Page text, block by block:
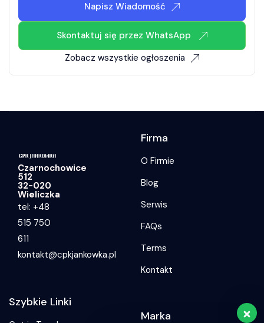
Napisz Wiadomość
Skontaktuj się przez WhatsApp
Zobacz wszystkie ogłoszenia
Czarnochowice
512
32-020
Wieliczka
tel: +48
515 750
611
kontakt@cpkjankowka.pl
Firma
O Firmie
Blog
Serwis
FAQs
Terms
Kontakt
Szybkie Linki
Marka